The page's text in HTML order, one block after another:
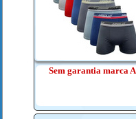
Sem garantia marca